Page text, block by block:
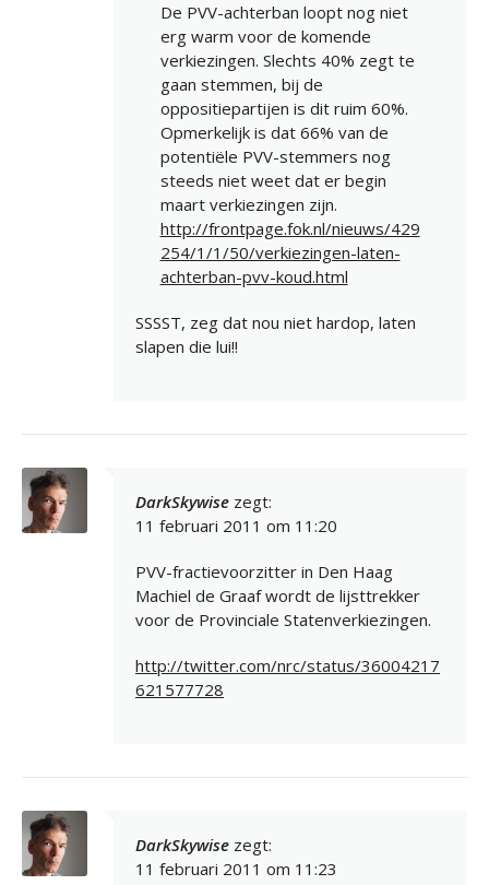
De PVV-achterban loopt nog niet
erg warm voor de komende
verkiezingen. Slechts 40% zegt te
gaan stemmen, bij de
oppositiepartijen is dit ruim 60%.
Opmerkelijk is dat 66% van de
potentiële PVV-stemmers nog
steeds niet weet dat er begin
maart verkiezingen zijn.
http://frontpage.fok.nl/nieuws/429
254/1/1/50/verkiezingen-laten-
achterban-pvv-koud.html
SSSST, zeg dat nou niet hardop, laten
slapen die lui!!
DarkSkywise zegt:
11 februari 2011 om 11:20
PVV-fractievoorzitter in Den Haag
Machiel de Graaf wordt de lijsttrekker
voor de Provinciale Statenverkiezingen.
http://twitter.com/nrc/status/36004217
621577728
DarkSkywise zegt:
11 februari 2011 om 11:23